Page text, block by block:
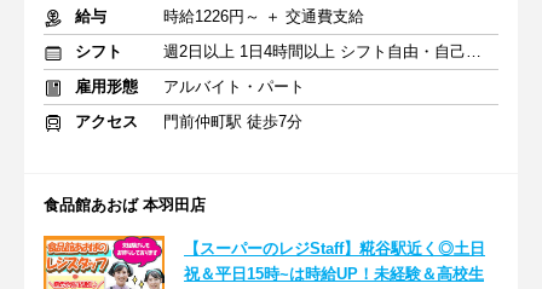
給与
時給1226円～ ＋ 交通費支給
シフト
週2日以上 1日4時間以上 シフト自由・自己申告
雇用形態
アルバイト・パート
アクセス
門前仲町駅 徒歩7分
食品館あおば 本羽田店
【スーパーのレジStaff】糀谷駅近く◎土日
祝＆平日15時~は時給UP！未経験＆高校生